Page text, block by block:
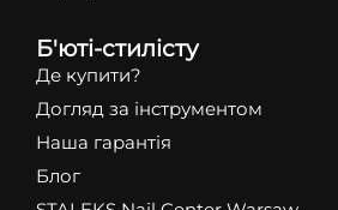
Б'юті-стилісту
Де купити?
Догляд за інструментом
Наша гарантія
Блог